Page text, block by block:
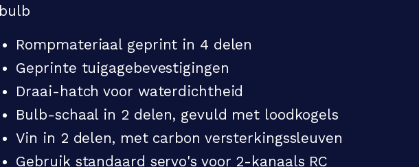
bulb
Rompmateriaal geprint in 4 delen
Geprinte tuigagebevestigingen
Draai-hatch voor waterdichtheid
Bulb-schaal in 2 delen, gevuld met loodkogels
Vin in 2 delen, met carbon versterkingssleuven
Gebruik standaard servo's voor 2-kanaals RC